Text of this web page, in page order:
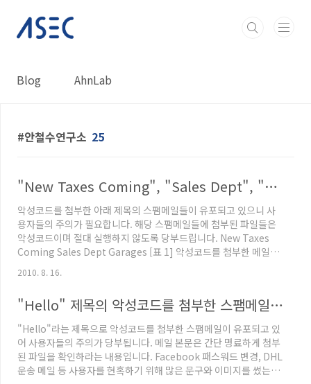
Blog AhnLab
안철수연구소 25
"New Taxes Coming", "Sales Dept", "Garages" 제목의 악성 스팸 주의!!
악성코드를 첨부한 아래 제목의 스팸메일들이 유포되고 있으니 사
용자들의 주의가 필요합니다. 해당 스팸메일들에 첨부된 파일들은
악성코드이며 절대 실행하지 않도록 당부드립니다. New Taxes
Coming Sales Dept Garages [표 1] 악성코드를 첨부한 메일들
의 스팸메일 [그림 2] 악성코드를 첨부한 "Sales Dept" 제목의 스
각각의 스팸메일에 첨부된 악성코드는 아래와 같은 파일들이 첨부
되어 있으며 사용자에게 configuration 파일처럼 보이기 위해
configuration 파일 아이콘을 사용하였지만 확장자를 보면 실행파
일 확장자인 ex..
2010. 8. 16.
"Hello" 제목의 악성코드를 첨부한 스팸메일 주의!
"Hello"라는 제목으로 악성코드를 첨부한 스팸메일이 유포되고 있
어 사용자들의 주의가 당부됩니다. 메일 본문은 간단 명료하게 첨부
된 파일을 확인하라는 내용입니다. Facebook 패스워드 변경, DHL
운송 메일 등 사용자를 현혹하기 위해 많은 문구와 이미지를 썼는데